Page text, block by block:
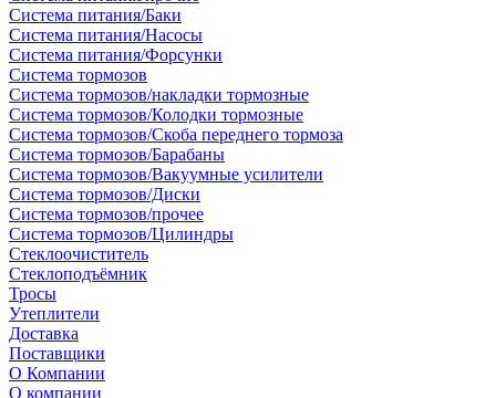
Система питания/Баки
Система питания/Насосы
Система питания/Форсунки
Система тормозов
Система тормозов/накладки тормозные
Система тормозов/Колодки тормозные
Система тормозов/Скоба переднего тормоза
Система тормозов/Барабаны
Система тормозов/Вакуумные усилители
Система тормозов/Диски
Система тормозов/прочее
Система тормозов/Цилиндры
Стеклоочиститель
Стеклоподъёмник
Тросы
Утеплители
Доставка
Поставщики
О Компании
О компании